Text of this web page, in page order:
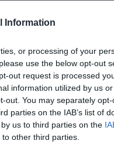
Information
or processing of your
use the below opt-out
out request is processed
information utilized by us
out. You may separately
parties on the IAB’s list of
us to third parties on the
other third parties.
προσκαλούν σε
δίπλα τους.
2, Στοά Λόντου
τζαζ, εκλεκτό
και να γιορτάσουμε
όλοι μια μεγάλη